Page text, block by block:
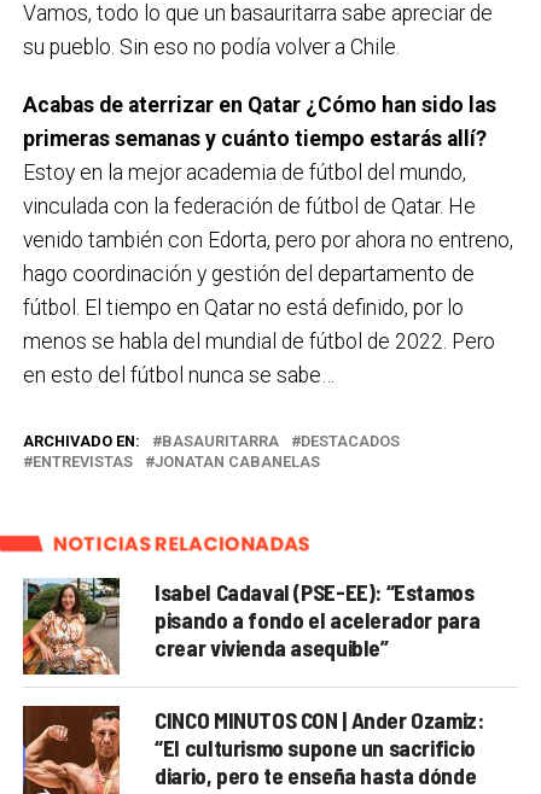
Vamos, todo lo que un basauritarra sabe apreciar de
su pueblo. Sin eso no podía volver a Chile.
Acabas de aterrizar en Qatar ¿Cómo han sido las
primeras semanas y cuánto tiempo estarás allí?
Estoy en la mejor academia de fútbol del mundo,
vinculada con la federación de fútbol de Qatar. He
venido también con Edorta, pero por ahora no entreno,
hago coordinación y gestión del departamento de
fútbol. El tiempo en Qatar no está definido, por lo
menos se habla del mundial de fútbol de 2022. Pero
en esto del fútbol nunca se sabe…
ARCHIVADO EN: BASAURITARRA
DESTACADOS
ENTREVISTAS
JONATAN CABANELAS
NOTICIAS RELACIONADAS
Isabel Cadaval (PSE-EE): “Estamos
pisando a fondo el acelerador para
crear vivienda asequible”
CINCO MINUTOS CON | Ander Ozamiz:
“El culturismo supone un sacrificio
diario, pero te enseña hasta dónde